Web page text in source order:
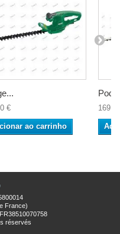
€
ao carrinho
France)
réservés